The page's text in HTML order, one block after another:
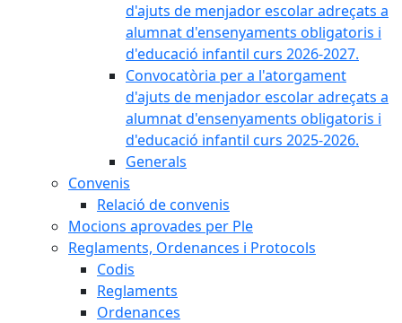
d'ajuts de menjador escolar adreçats a
alumnat d'ensenyaments obligatoris i
d'educació infantil curs 2026-2027.
Convocatòria per a l'atorgament
d'ajuts de menjador escolar adreçats a
alumnat d'ensenyaments obligatoris i
d'educació infantil curs 2025-2026.
Generals
Convenis
Relació de convenis
Mocions aprovades per Ple
Reglaments, Ordenances i Protocols
Codis
Reglaments
Ordenances